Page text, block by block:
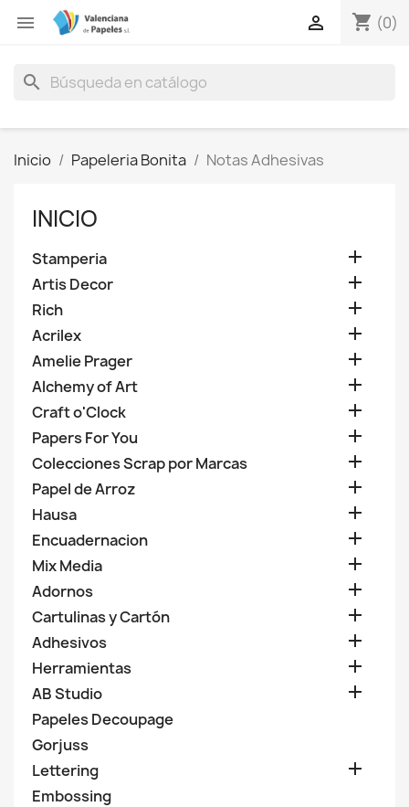
 shopping_cart (0)

search
Inicio Papeleria Bonita Notas Adhesivas
INICIO
Stamperia 
Artis Decor 
Rich 
Acrilex 
Amelie Prager 
Alchemy of Art 
Craft o'Clock 
Papers For You 
Colecciones Scrap por Marcas 
Papel de Arroz 
Hausa 
Encuadernacion 
Mix Media 
Adornos 
Cartulinas y Cartón 
Adhesivos 
Herramientas 
AB Studio 
Papeles Decoupage
Gorjuss
Lettering

Embossing